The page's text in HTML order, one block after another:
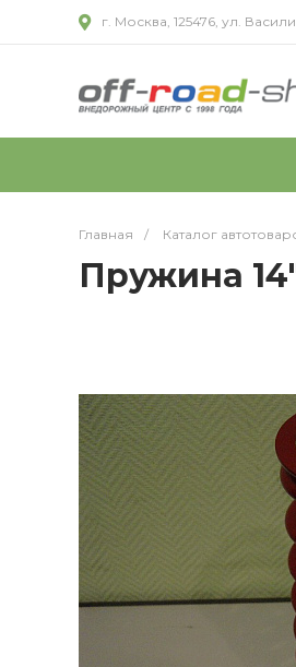
г. Москва, 125476, ул.
Главная / Каталог
Пружина 14"